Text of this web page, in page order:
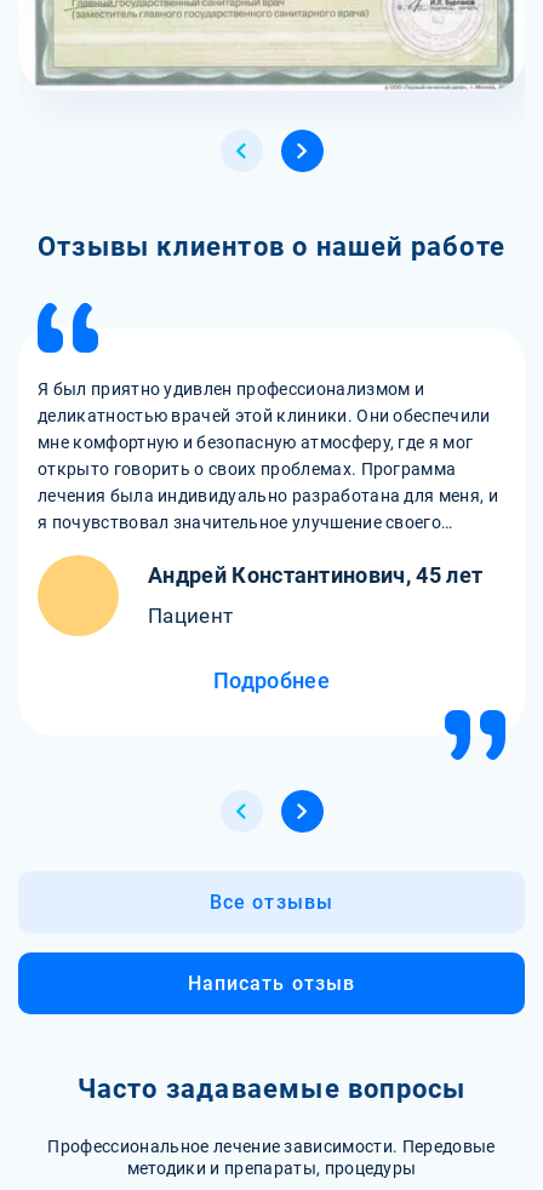
Отзывы клиентов о нашей работе
Я был приятно удивлен профессионализмом и
деликатностью врачей этой клиники. Они обеспечили
мне комфортную и безопасную атмосферу, где я мог
открыто говорить о своих проблемах. Программа
лечения была индивидуально разработана для меня, и
я почувствовал значительное улучшение своего
Андрей Константинович, 45 лет
Пациент
Подробнее
Все отзывы
Написать отзыв
Часто задаваемые вопросы
Профессиональное лечение зависимости. Передовые
методики и препараты, процедуры